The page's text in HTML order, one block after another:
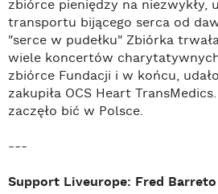
zbiórce pieniędzy na niezwykły,
transportu bijącego serca od
"serce w pudełku" Zbiórka
wiele koncertów
zbiórce Fundacji i w końcu,
zakupiła OCS Heart
zaczęło bić w Polsce.
---
Support Liveurope: Fred